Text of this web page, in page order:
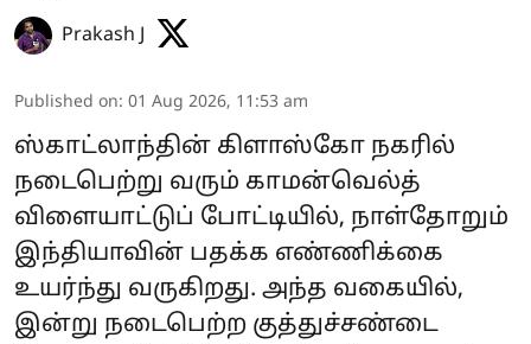
Prakash J
Published on: 01 Aug 2026, 11:53 am
ஸ்காட்லாந்தின் கிளாஸ்கோ நகரில்
நடைபெற்று வரும் காமன்வெல்த்
விளையாட்டுப் போட்டியில், நாள்தோறும்
இந்தியாவின் பதக்க எண்ணிக்கை
உயர்ந்து வருகிறது. அந்த வகையில்,
இன்று நடைபெற்ற குத்துச்சண்டை